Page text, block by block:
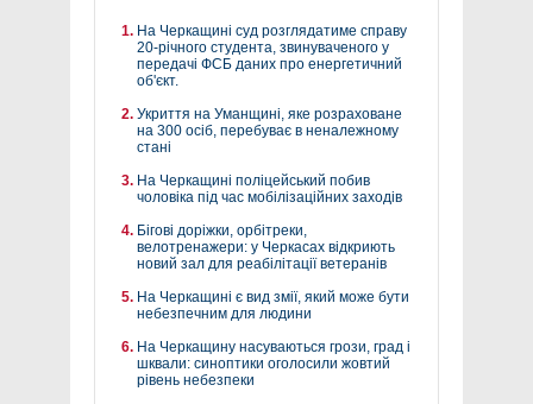
На Черкащині суд розглядатиме справу
20-річного студента, звинуваченого у
передачі ФСБ даних про енергетичний
об'єкт.
Укриття на Уманщині, яке розраховане
на 300 осіб, перебуває в неналежному
стані
На Черкащині поліцейський побив
чоловіка під час мобілізаційних заходів
Бігові доріжки, орбітреки,
велотренажери: у Черкасах відкриють
новий зал для реабілітації ветеранів
На Черкащині є вид змії, який може бути
небезпечним для людини
На Черкащину насуваються грози, град і
шквали: синоптики оголосили жовтий
рівень небезпеки